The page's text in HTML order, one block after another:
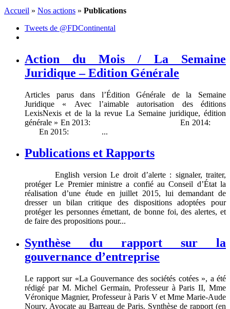
Accueil » Nos actions » Publications
Tweets de @FDContinental
Action du Mois / La Semaine
Juridique – Edition Générale
Articles parus dans l’Édition Générale de la Semaine
Juridique « Avec l’aimable autorisation des éditions
LexisNexis et de la la revue La Semaine juridique, édition
générale » En 2013: En 2014:
En 2015: ...
Publications et Rapports
English version Le droit d’alerte : signaler, traiter,
protéger Le Premier ministre a confié au Conseil d’État la
réalisation d’une étude en juillet 2015, lui demandant de
dresser un bilan critique des dispositions adoptées pour
protéger les personnes émettant, de bonne foi, des alertes, et
de faire des propositions pour...
Synthèse du rapport sur la
gouvernance d’entreprise
Le rapport sur «La Gouvernance des sociétés cotées », a été
rédigé par M. Michel Germain, Professeur à Paris II, Mme
Véronique Magnier, Professeur à Paris V et Mme Marie-Aude
Noury, Avocate au Barreau de Paris. Synthèse de rapport (en